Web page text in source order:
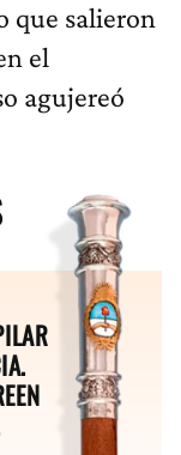
que salieron
el
agujereó